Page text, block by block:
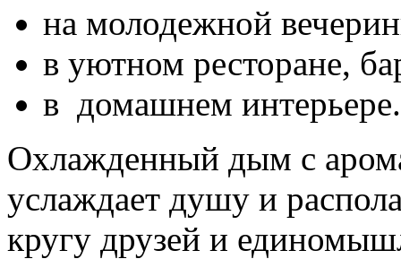
на молодежной
в уютном ресторане,
в домашнем интерьере.
Охлажденный дым с
услаждает душу и
кругу друзей и